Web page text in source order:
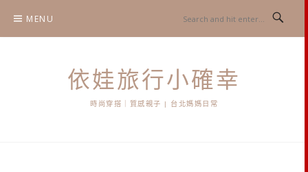
content
MENU
依娃旅行小確幸
時尚穿搭｜質感親子 | 台北媽媽日常